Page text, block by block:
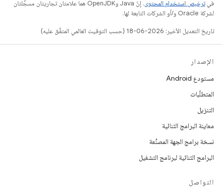
فيترخيص استخدام المحتوى
. إنّ Java وOpenJDK هما علامتان تجاريتان مسجَّلتان
لشركة Oracle و/أو الشركات التابعة لها.
تاريخ التعديل الأخير: 2026-06-18 (حسب التوقيت العالمي المتفَّق عليه)
الإصدار
مستودع Android
المتطلّبات
التنزيل
معاينة البرامج الثنائية
نسخة برامج الجهة المصنِّعة
البرامج الثنائية لبرنامج التشغيل
التواصل